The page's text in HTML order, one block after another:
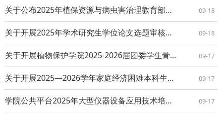
关于公布2025年植保资源与病虫害治理教育部重点实验室开放基金项目立项评审结果的通知 09-18
关于开展2025年学术研究生学位论文选题审核及开题论证的通知 09-18
关于开展植物保护学院2025-2026届团委学生骨干及学生会（研究生会）骨干换届工作的通知 09-17
关于开展2025—2026学年家庭经济困难本科生认定工作的通知 09-17
学院公共平台2025年大型仪器设备应用技术培训（第8期） ——日立钨灯丝扫描电镜(S-3400N)原理与应用 09-17